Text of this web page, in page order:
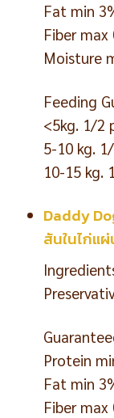
Fat min
Fiber max
Moisture
Feeding
<5kg. 1/2
5-10 kg.
10-15 kg.
Daddy
สันในไก่แ
Protein
Fat min
Fiber max